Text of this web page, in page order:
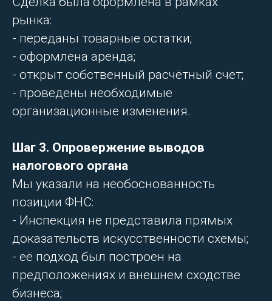
рынка:
- переданы товарные остатки;
- оформлена аренда;
- открыт собственный расчётный счёт;
- проведены необходимые
организационные изменения.
Шаг 3. Опровержение выводов
налогового органа
Мы указали на необоснованность
позиции ФНС:
- Инспекция не представила прямых
доказательств искусственности схемы;
- её подход был построен на
предположениях и внешнем сходстве
бизнеса;